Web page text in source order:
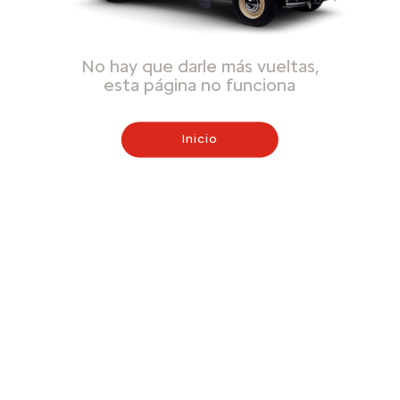
No hay que darle más vueltas,
esta página no funciona
Inicio